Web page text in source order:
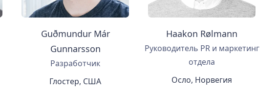
Guðmundur Már
Gunnarsson
Разработчик
Глостер, США
Haakon Rølmann
Руководитель PR и маркетинг
отдела
Осло, Норвегия